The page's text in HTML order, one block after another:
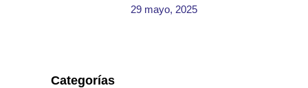
29 mayo, 2025
Categorías